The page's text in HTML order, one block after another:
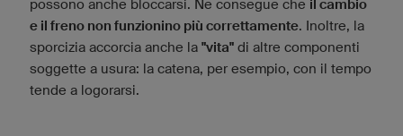
possono anche bloccarsi. Ne consegue che il cambio
e il freno non funzionino più correttamente. Inoltre, la
sporcizia accorcia anche la "vita" di altre componenti
soggette a usura: la catena, per esempio, con il tempo
tende a logorarsi.